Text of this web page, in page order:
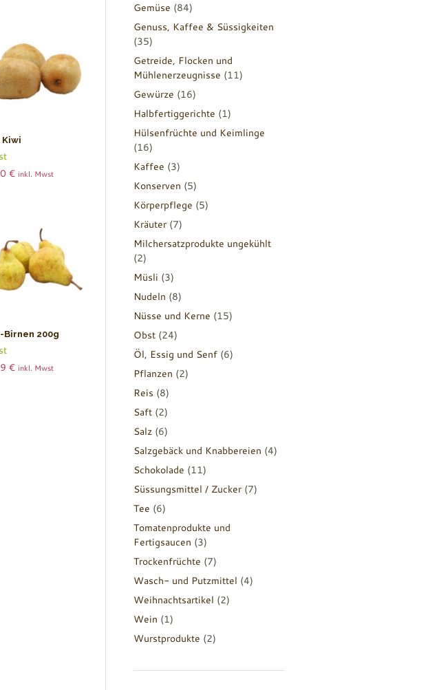
Kiwi
€ inkl. Mwst
Birnen 200g
€ inkl. Mwst
Gemüse (84)
Genuss, Kaffee & Süssigkeiten
(35)
Getreide, Flocken und
Mühlenerzeugnisse (11)
Gewürze (16)
Halbfertiggerichte (1)
Hülsenfrüchte und Keimlinge
(16)
Kaffee (3)
Konserven (5)
Körperpflege (5)
Kräuter (7)
Milchersatzprodukte ungekühlt
(2)
Müsli (3)
Nudeln (8)
Nüsse und Kerne (15)
Obst (24)
Öl, Essig und Senf (6)
Pflanzen (2)
Reis (8)
Saft (2)
Salz (6)
Salzgebäck und Knabbereien (4)
Schokolade (11)
Süssungsmittel / Zucker (7)
Tee (6)
Tomatenprodukte und
Fertigsaucen (3)
Trockenfrüchte (7)
Wasch- und Putzmittel (4)
Weihnachtsartikel (2)
Wein (1)
Wurstprodukte (2)